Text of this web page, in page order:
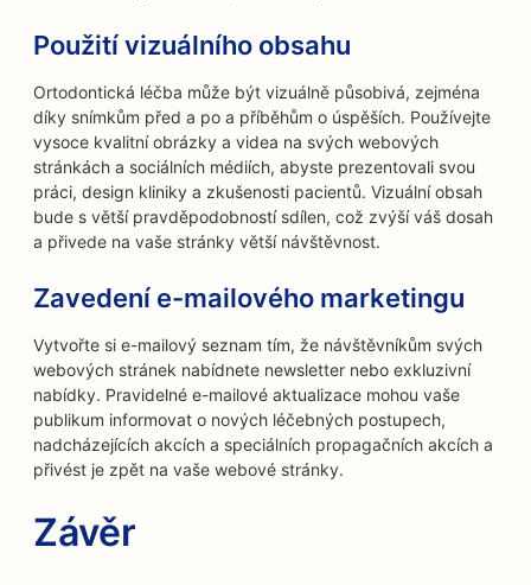
Použití vizuálního obsahu
Ortodontická léčba může být vizuálně působivá, zejména
díky snímkům před a po a příběhům o úspěších. Používejte
vysoce kvalitní obrázky a videa na svých webových
stránkách a sociálních médiích, abyste prezentovali svou
práci, design kliniky a zkušenosti pacientů. Vizuální obsah
bude s větší pravděpodobností sdílen, což zvýší váš dosah
a přivede na vaše stránky větší návštěvnost.
Zavedení e-mailového marketingu
Vytvořte si e-mailový seznam tím, že návštěvníkům svých
webových stránek nabídnete newsletter nebo exkluzivní
nabídky. Pravidelné e-mailové aktualizace mohou vaše
publikum informovat o nových léčebných postupech,
nadcházejících akcích a speciálních propagačních akcích a
přivést je zpět na vaše webové stránky.
Závěr